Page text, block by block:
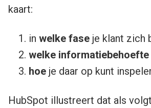
kaart:
in welke fase je klant zich
welke informatiebehoefte
hoe je daar op kunt
HubSpot illustreert dat als